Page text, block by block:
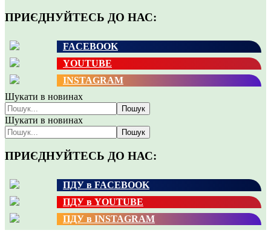
ПРИЄДНУЙТЕСЬ ДО НАС:
FACEBOOK
YOUTUBE
INSTAGRAM
Шукати в новинах
Пошук
Шукати в новинах
Пошук
ПРИЄДНУЙТЕСЬ ДО НАС:
ПДУ в FACEBOOK
ПДУ в YOUTUBE
ПДУ в INSTAGRAM